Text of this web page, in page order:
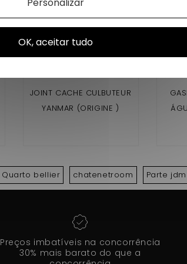
JOINT CACHE CULBUTEUR
YANMAR (ORIGINE )
Quarto bellier chatenetroom Parte jdm
Preços imbatíveis na concorrência
30% mais barato do que a
OK, aceitar tudo